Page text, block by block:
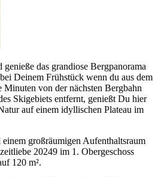
das grandiose Bergpanorama
Deinem Frühstück wenn du aus dem
Minuten von der nächsten Bergbahn
Skigebiets entfernt, genießt Du hier
auf einem idyllischen Plateau im
großräumigen Aufenthaltsraum
20249 im 1. Obergeschoss
120 m².